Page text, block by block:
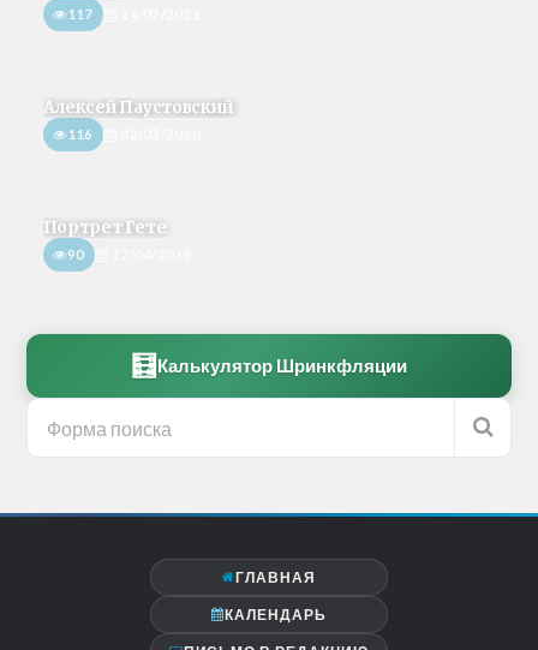
117
Алексей Паустовский
116
Портрет Гете
90
🧮 Калькулятор Шринкфляции
ГЛАВНАЯ
КАЛЕНДАРЬ